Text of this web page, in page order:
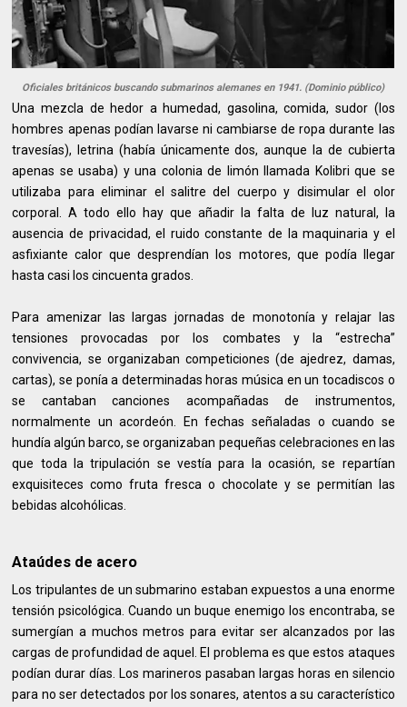
Oficiales británicos buscando submarinos alemanes en 1941. (Dominio público)
Una mezcla de hedor a humedad, gasolina, comida, sudor (los
hombres apenas podían lavarse ni cambiarse de ropa durante las
travesías), letrina (había únicamente dos, aunque la de cubierta
apenas se usaba) y una colonia de limón llamada Kolibri que se
utilizaba para eliminar el salitre del cuerpo y disimular el olor
corporal. A todo ello hay que añadir la falta de luz natural, la
ausencia de privacidad, el ruido constante de la maquinaria y el
asfixiante calor que desprendían los motores, que podía llegar
hasta casi los cincuenta grados.
Para amenizar las largas jornadas de monotonía y relajar las
tensiones provocadas por los combates y la “estrecha”
convivencia, se organizaban competiciones (de ajedrez, damas,
cartas), se ponía a determinadas horas música en un tocadiscos o
se cantaban canciones acompañadas de instrumentos,
normalmente un acordeón. En fechas señaladas o cuando se
hundía algún barco, se organizaban pequeñas celebraciones en las
que toda la tripulación se vestía para la ocasión, se repartían
exquisiteces como fruta fresca o chocolate y se permitían las
bebidas alcohólicas.
Ataúdes de acero
Los tripulantes de un submarino estaban expuestos a una enorme
tensión psicológica. Cuando un buque enemigo los encontraba, se
sumergían a muchos metros para evitar ser alcanzados por las
cargas de profundidad de aquel. El problema es que estos ataques
podían durar días. Los marineros pasaban largas horas en silencio
para no ser detectados por los sonares, atentos a su característico